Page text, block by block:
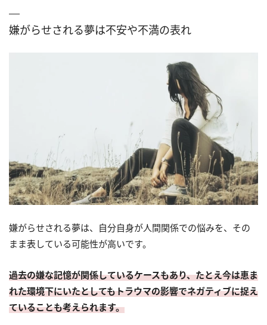
嫌がらせされる夢は不安や不満の表れ
嫌がらせされる夢は、自分自身が人間関係での悩みを、その
まま表している可能性が高いです。
過去の嫌な記憶が関係しているケースもあり、たとえ今は恵ま
れた環境下にいたとしてもトラウマの影響でネガティブに捉え
ていることも考えられます。